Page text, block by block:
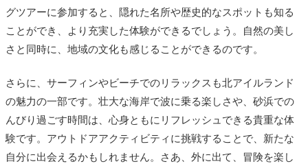
グツアーに参加すると、隠れた名所や歴史的なスポットも知る
ことができ、より充実した体験ができるでしょう。自然の美し
さと同時に、地域の文化も感じることができるのです。
さらに、サーフィンやビーチでのリラックスも北アイルランド
の魅力の一部です。壮大な海岸で波に乗る楽しさや、砂浜での
んびり過ごす時間は、心身ともにリフレッシュできる貴重な体
験です。アウトドアアクティビティに挑戦することで、新たな
自分に出会えるかもしれません。さあ、外に出て、冒険を楽し